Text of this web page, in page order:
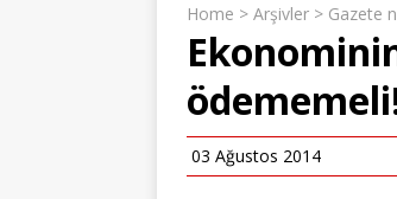
Home > Arşivler > Gazete
03 Ağustos 2014